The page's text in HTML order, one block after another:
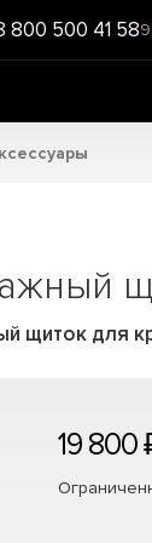
800 500 41 58
щиток для
19 800